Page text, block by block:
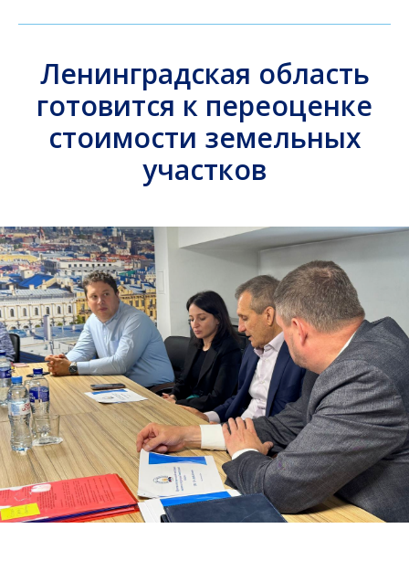
Ленинградская область
готовится к переоценке
стоимости земельных
участков